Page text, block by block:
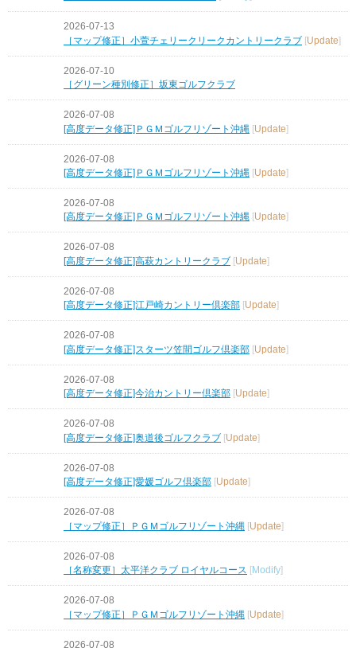
2026-07-13
［マップ修正］小萱チェリークリークカントリークラブ [Update]
2026-07-10
［グリーン種別修正］坂東ゴルフクラブ
2026-07-08
[高度データ修正]ＰＧＭゴルフリゾート沖縄 [Update]
2026-07-08
[高度データ修正]ＰＧＭゴルフリゾート沖縄 [Update]
2026-07-08
[高度データ修正]ＰＧＭゴルフリゾート沖縄 Update
2026-07-08
[高度データ修正]高萩カントリークラブ [Update]
2026-07-08
[高度データ修正]江戸崎カントリー倶楽部 Update
2026-07-08
[高度データ修正]スターツ笠間ゴルフ倶楽部 [Update]
2026-07-08
[高度データ修正]今治カントリー倶楽部 Update
2026-07-08
[高度データ修正]奥道後ゴルフクラブ [Update]
2026-07-08
[高度データ修正]愛媛ゴルフ倶楽部 Update
2026-07-08
［マップ修正］ＰＧＭゴルフリゾート沖縄 [Update]
2026-07-08
［名称変更］太平洋クラブ ロイヤルコース [Modify]
2026-07-08
［マップ修正］ＰＧＭゴルフリゾート沖縄 [Update]
2026-07-08